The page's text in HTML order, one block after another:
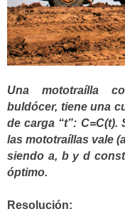
Una mototraílla
buldócer, tiene una
de carga “t”:
las mototraíllas vale
siendo a, b y d
óptimo.
Resolución: